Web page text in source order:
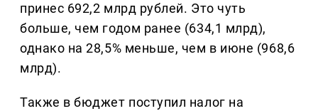
принес 692,2 млрд рублей. Это чуть
больше, чем годом ранее (634,1 млрд),
однако на 28,5% меньше, чем в июне (968,6
млрд).
Также в бюджет поступил налог на